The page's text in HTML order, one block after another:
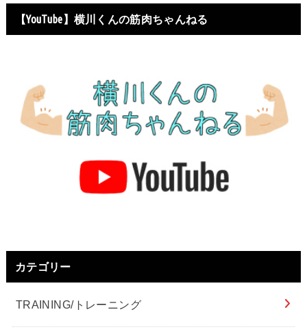
【YouTube】横川くんの筋肉ちゃんねる
カテゴリー
TRAINING/トレーニング